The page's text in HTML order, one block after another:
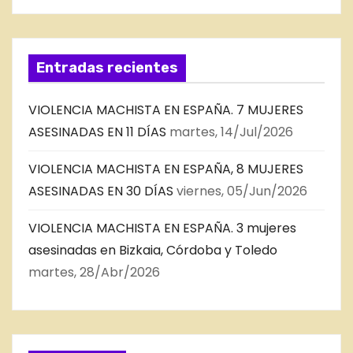
Entradas recientes
VIOLENCIA MACHISTA EN ESPAÑA. 7 MUJERES
ASESINADAS EN 11 DÍAS martes, 14/Jul/2026
VIOLENCIA MACHISTA EN ESPAÑA, 8 MUJERES
ASESINADAS EN 30 DÍAS viernes, 05/Jun/2026
VIOLENCIA MACHISTA EN ESPAÑA. 3 mujeres
asesinadas en Bizkaia, Córdoba y Toledo
martes, 28/Abr/2026